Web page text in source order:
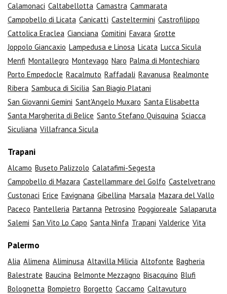
Calamonaci Caltabellotta Camastra Cammarata
Campobello di Licata Canicattì Casteltermini Castrofilippo
Cattolica Eraclea Cianciana Comitini Favara Grotte
Joppolo Giancaxio Lampedusa e Linosa Licata Lucca Sicula
Menfi Montallegro Montevago Naro Palma di Montechiaro
Porto Empedocle Racalmuto Raffadali Ravanusa Realmonte
Ribera Sambuca di Sicilia San Biagio Platani
San Giovanni Gemini Sant'Angelo Muxaro Santa Elisabetta
Santa Margherita di Belice Santo Stefano Quisquina Sciacca
Siculiana Villafranca Sicula
Trapani
Alcamo Buseto Palizzolo Calatafimi-Segesta
Campobello di Mazara Castellammare del Golfo Castelvetrano
Custonaci Erice Favignana Gibellina Marsala Mazara del Vallo
Paceco Pantelleria Partanna Petrosino Poggioreale Salaparuta
Salemi San Vito Lo Capo Santa Ninfa Trapani Valderice Vita
Palermo
Alia Alimena Aliminusa Altavilla Milicia Altofonte Bagheria
Balestrate Baucina Belmonte Mezzagno Bisacquino Blufi
Bolognetta Bompietro Borgetto Caccamo Caltavuturo